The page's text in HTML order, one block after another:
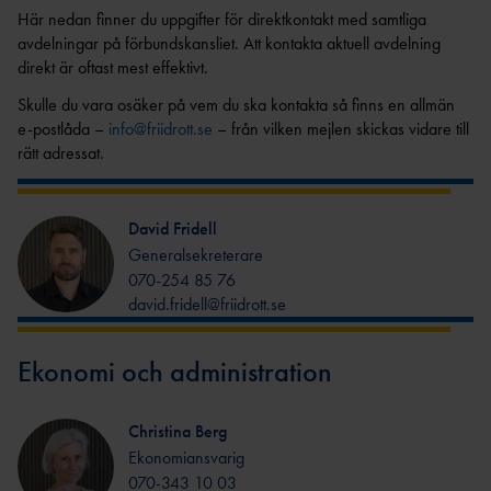
R
FRISKIS &
SVETTIS
VANDRIN
G
GÅN
G
MEDLEM I SVENSK
FRIIDROTT
HITTA
FÖRENING
FÖRENING
FÖRSÄKRING
LEDIGA TJÄNSTER &
UPPDRAG
NER
OM VÅRA NIO
DISTRIKT
INTERNATIONELLA
UPPDRAG
PRENUMERERA PÅ VÅRT
NYHETSBREV
KONTAKTA OSS
E
REVISORE
GRUNDUTBILDNING FÖR
TRÄNARE
FRIIDROTTSTRÄNARE
STEG 1
FRIIDROTTSTRÄNARE
STEG 2
FRIIDROTTSTRÄNARE
FRIIDROTTSTRÄNARE
STEG 4
LÖPLEDAR
E
RE
FORTBILDNING TRÄNARE
EN
UTDRAG UR
BELASTNINGSREGISTRET
TRYGG
KOMMUNIKATION
SÄKER
FRIIDROTT
MATCHFIXNIN
G
ET
FRISK
CERTIFIERIN
G
KONCEPTANLÄGGNINGAR
ELITANLÄGGNI
NG
FRIIDROTTSPLA
TS
NÄRIDROTTSPLA
INOMHUS
KOMBIHA
LL
Här nedan finner du uppgifter för direktkontakt med samtliga
avdelningar på förbundskansliet. Att kontakta aktuell avdelning
direkt är oftast mest effektivt.
Skulle du vara osäker på vem du ska kontakta så finns en allmän
e-postlåda – info@friidrott.se – från vilken mejlen skickas vidare till
rätt adressat.
David Fridell
Generalsekreterare
070-254 85 76
david.fridell@friidrott.se
Ekonomi och administration
Christina Berg
Ekonomiansvarig
070-343 10 03